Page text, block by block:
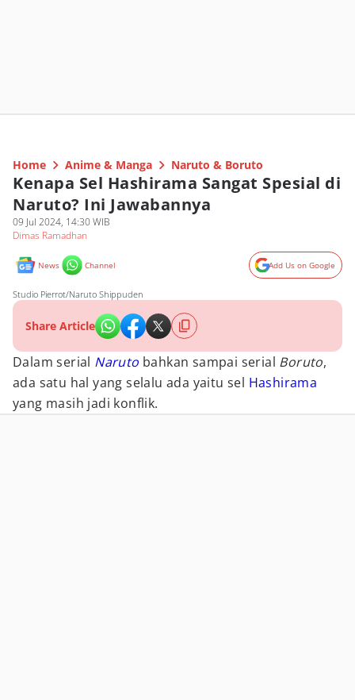
Home Anime & Manga Naruto & Boruto
Kenapa Sel Hashirama Sangat Spesial di
Naruto? Ini Jawabannya
09 Jul 2024, 14:30 WIB
Dimas Ramadhan
News Channel Add Us on Google
Studio Pierrot/Naruto Shippuden
Share Article
Dalam serial Naruto bahkan sampai serial Boruto,
ada satu hal yang selalu ada yaitu sel Hashirama
yang masih jadi konflik.